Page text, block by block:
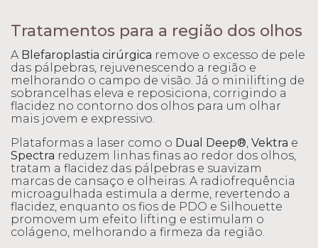
Tratamentos para a região dos olhos
A Blefaroplastia cirúrgica remove o excesso de pele
das pálpebras, rejuvenescendo a região e
melhorando o campo de visão. Já o minilifting de
sobrancelhas eleva e reposiciona, corrigindo a
flacidez no contorno dos olhos para um olhar
mais jovem e expressivo.
Plataformas a laser como o Dual Deep® Vektra e
Spectra reduzem linhas finas ao redor dos olhos,
tratam a flacidez das pálpebras e suavizam
marcas de cansaço e olheiras. A radiofrequência
microagulhada estimula a derme, revertendo a
flacidez, enquanto os fios de PDO e Silhouette
promovem um efeito lifting e estimulam o
colágeno, melhorando a firmeza da região.